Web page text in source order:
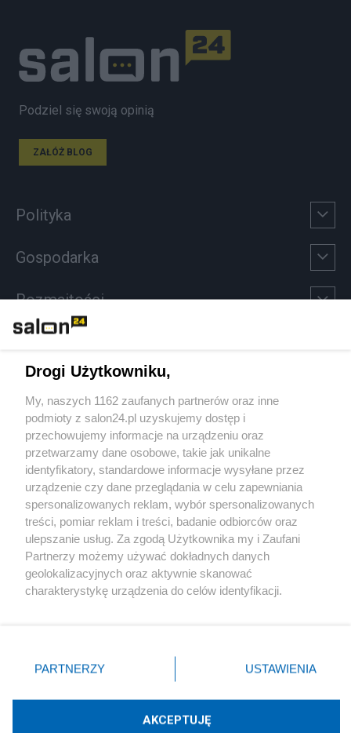
Podziel się swoją opinią
ZAŁÓŻ BLOG
Polityka
Gospodarka
Rozmaitości
Sport
Społeczeństwo
Kultura
X Facebook Instagram Youtube
Drogi Użytkowniku,
My, naszych 1162 zaufanych partnerów oraz inne
podmioty z salon24.pl uzyskujemy dostęp i
przechowujemy informacje na urządzeniu oraz
przetwarzamy dane osobowe, takie jak unikalne
identyfikatory, standardowe informacje wysyłane przez
urządzenie czy dane przeglądania w celu zapewniania
spersonalizowanych reklam, wybór spersonalizowanych
treści, pomiar reklam i treści, badanie odbiorców oraz
ulepszanie usług. Za zgodą Użytkownika my i Zaufani
Partnerzy możemy używać dokładnych danych
geolokalizacyjnych oraz aktywnie skanować
charakterystykę urządzenia do celów identyfikacji.
zmienić/wycofać klikając przycisk ustawień prywatności
znajdujący się w lewym dolnym rogu strony
rodzaje przetwarzania danych nie wymagają zgody
użytkownika, ale masz prawo sprzeciwić się takiemu
PARTNERZY USTAWIENIA
AKCEPTUJĘ